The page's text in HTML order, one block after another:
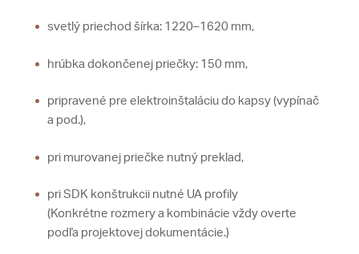
svetlý priechod šírka: 1220–1620 mm,
hrúbka dokončenej priečky: 150 mm,
pripravené pre elektroinštaláciu do kapsy (vypínač
a pod.),
pri murovanej priečke nutný preklad,
pri SDK konštrukcii nutné UA profily
(Konkrétne rozmery a kombinácie vždy overte
podľa projektovej dokumentácie.)